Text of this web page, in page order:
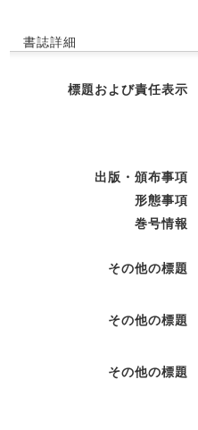
書誌詳細
標題および責任表示
出版・頒布事項
形態事項
巻号情報
その他の標題
その他の標題
その他の標題